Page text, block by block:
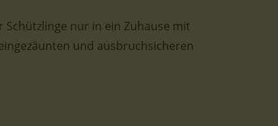
Schützlinge nur in ein Zuhause mit
und ausbruchsicheren